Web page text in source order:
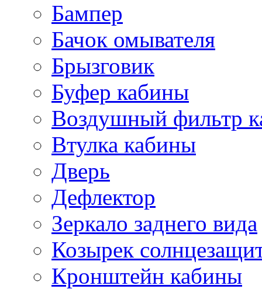
Бампер
Бачок омывателя
Брызговик
Буфер кабины
Воздушный фильтр
Втулка кабины
Дверь
Дефлектор
Зеркало заднего вида
Козырек
Кронштейн кабины